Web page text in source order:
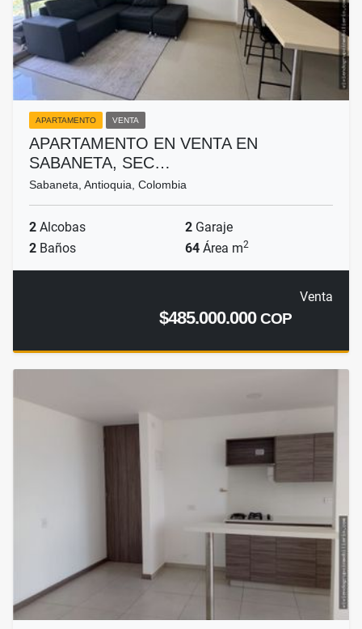
APARTAMENTO VENTA
APARTAMENTO EN VENTA EN
SABANETA, SEC…
Sabaneta, Antioquia, Colombia
2 Alcobas 2 Garaje
2 Baños 64 Área m2
Venta
$485.000.000COP